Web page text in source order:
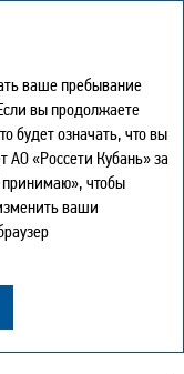
Искать
КУБАНЬ»
мелких
региона.
власти на Кубани,
ваше пребывание
вы продолжаете
будет означать, что вы
АО «Россети Кубань» за
чтобы
ваши